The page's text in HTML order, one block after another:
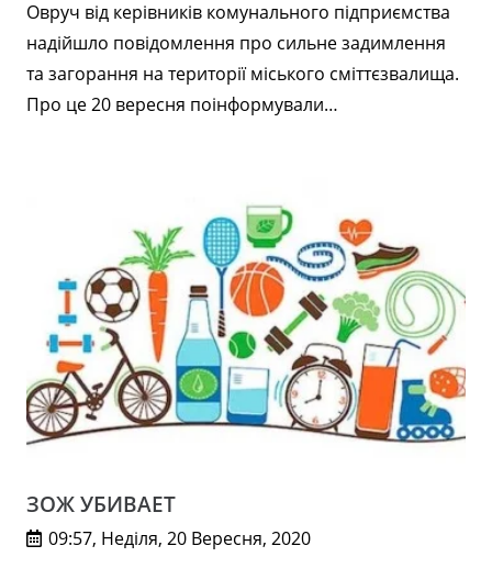
Овруч від керівників комунального підприємства
надійшло повідомлення про сильне задимлення
та загорання на території міського сміттєзвалища.
Про це 20 вересня поінформували…
ЗОЖ УБИВАЕТ
09:57, Неділя, 20 Вересня, 2020